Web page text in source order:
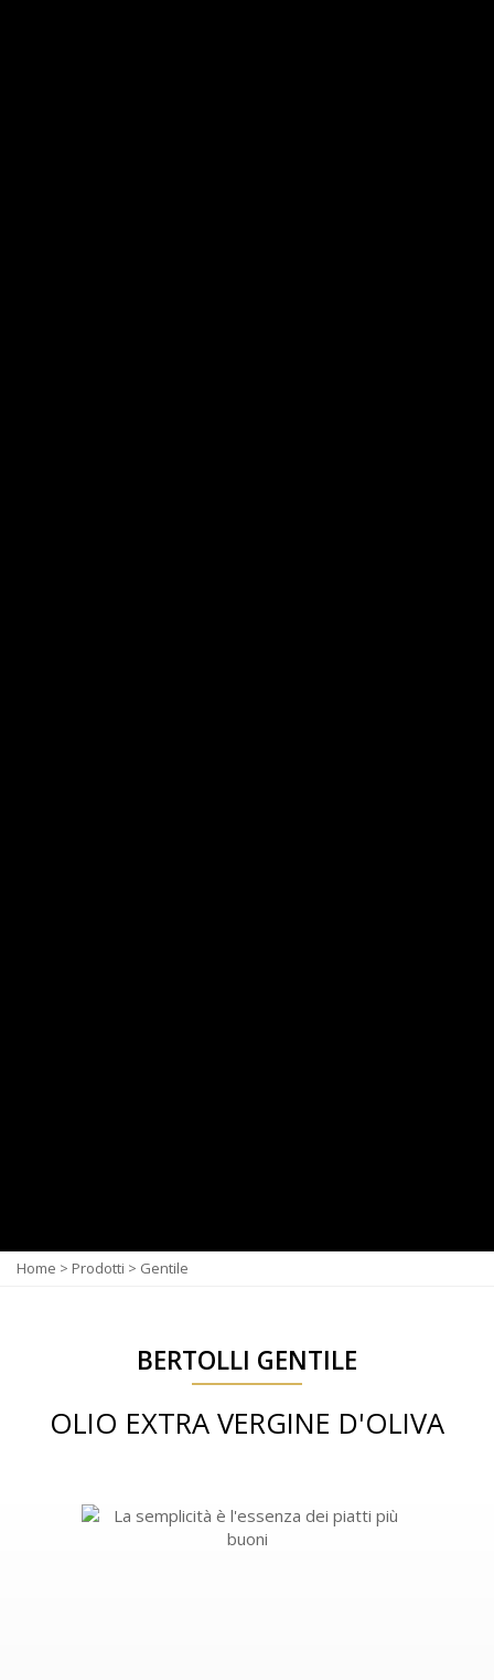
Home > Prodotti > Gentile
BERTOLLI GENTILE
OLIO EXTRA VERGINE D'OLIVA